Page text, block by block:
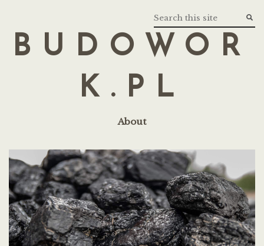
BUDOWOR
K.PL
About